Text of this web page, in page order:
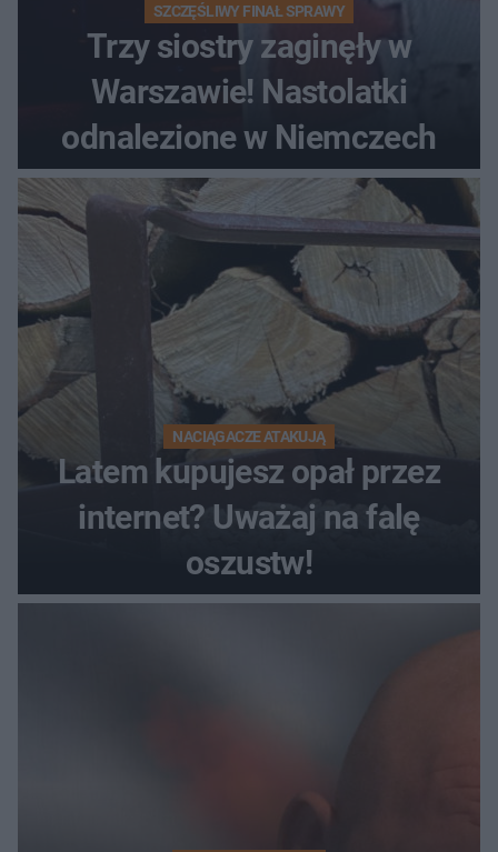
SZCZĘŚLIWY FINAŁ SPRAWY
Trzy siostry zaginęły w
Warszawie! Nastolatki
odnalezione w Niemczech
NACIĄGACZE ATAKUJĄ
Latem kupujesz opał przez
internet? Uważaj na falę
oszustw!